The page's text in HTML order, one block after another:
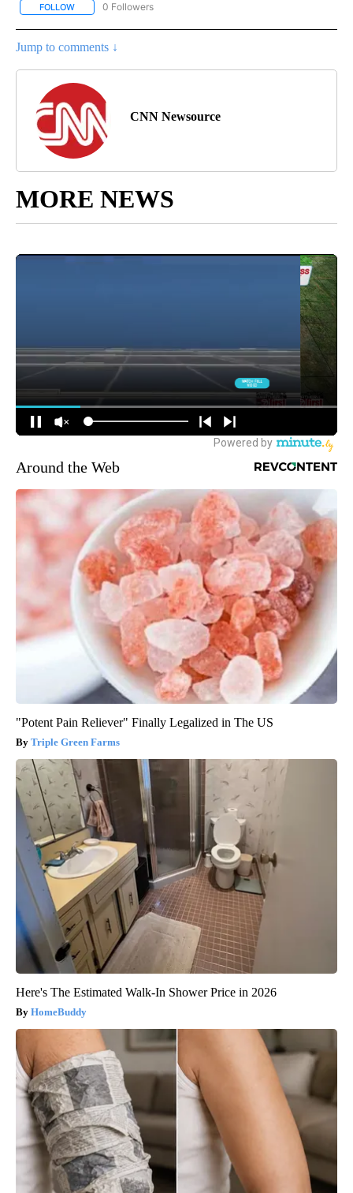
FOLLOW FOLLOW "CNN - SPANISH" TO RECEIVE NOTIFICATIONS ABOUT
0 Followers
Jump to comments ↓
CNN Newsource
MORE NEWS
Around the Web
"Potent Pain Reliever" Finally Legalized in The US
Triple Green Farms
Here's The Estimated Walk-In Shower Price in 2026
HomeBuddy